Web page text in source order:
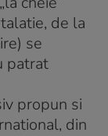
de la
se
patrat
propun si
din